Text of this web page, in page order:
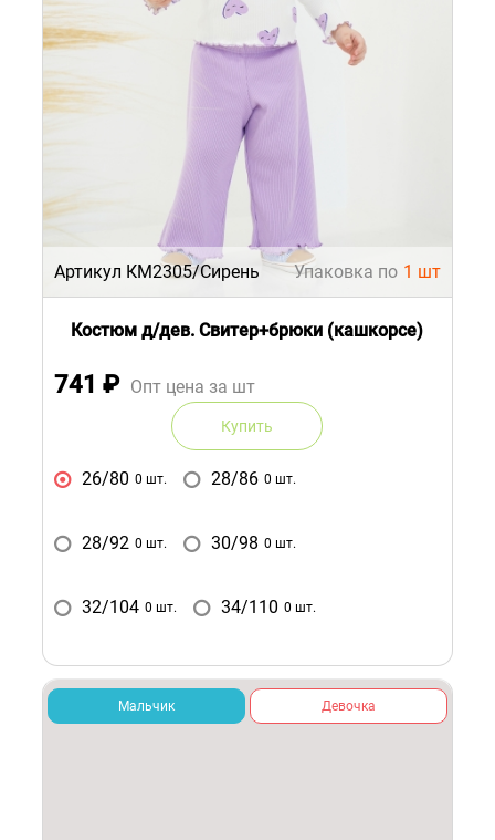
Артикул КМ2305/Сирень Упаковка по 1 шт
Костюм д/дев. Свитер+брюки (кашкорсе)
741 ₽ Опт цена за шт
Купить
26/80 0 шт. 28/86 0 шт.
28/92 0 шт. 30/98 0 шт.
32/104 0 шт. 34/110 0 шт.
Мальчик Девочка